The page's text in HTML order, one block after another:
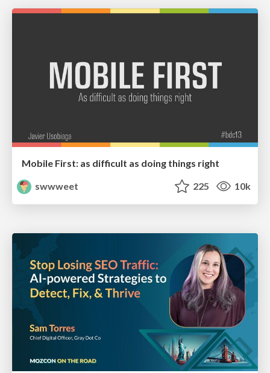
Mobile First: as difficult as doing things right
swwweet
225 10k